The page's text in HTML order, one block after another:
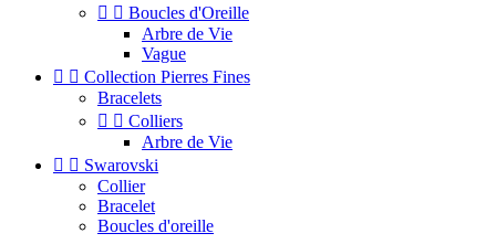
  Boucles d'Oreille
Arbre de Vie
Vague
  Collection Pierres Fines
Bracelets
  Colliers
Arbre de Vie
  Swarovski
Collier
Bracelet
Boucles d'oreille